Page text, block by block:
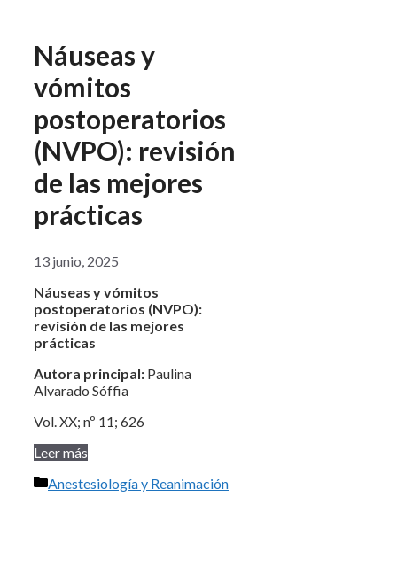
Náuseas y
vómitos
postoperatorios
(NVPO): revisión
de las mejores
prácticas
13 junio, 2025
Náuseas y vómitos
postoperatorios (NVPO):
revisión de las mejores
prácticas
Autora principal: Paulina
Alvarado Sóffia
Vol. XX; nº 11; 626
Leer más
Categorías
Anestesiología y Reanimación